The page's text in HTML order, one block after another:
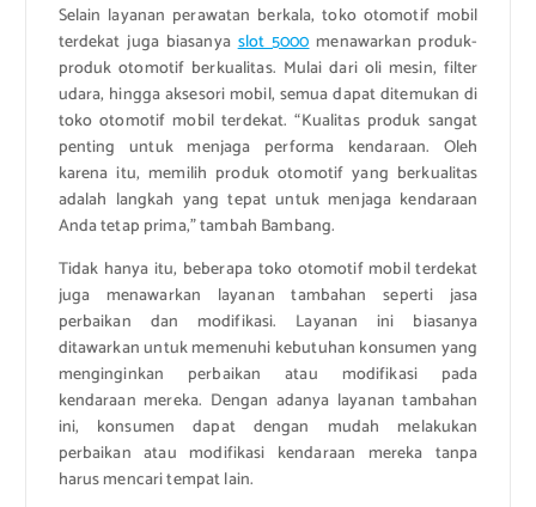
Selain layanan perawatan berkala, toko otomotif mobil
terdekat juga biasanyaslot 5000menawarkan produk-
produk otomotif berkualitas. Mulai dari oli mesin, filter
udara, hingga aksesori mobil, semua dapat ditemukan di
toko otomotif mobil terdekat. “Kualitas produk sangat
penting untuk menjaga performa kendaraan. Oleh
karena itu, memilih produk otomotif yang berkualitas
adalah langkah yang tepat untuk menjaga kendaraan
Anda tetap prima,” tambah Bambang.
Tidak hanya itu, beberapa toko otomotif mobil terdekat
juga menawarkan layanan tambahan seperti jasa
perbaikan dan modifikasi. Layanan ini biasanya
ditawarkan untuk memenuhi kebutuhan konsumen yang
menginginkan perbaikan atau modifikasi pada
kendaraan mereka. Dengan adanya layanan tambahan
ini, konsumen dapat dengan mudah melakukan
perbaikan atau modifikasi kendaraan mereka tanpa
harus mencari tempat lain.